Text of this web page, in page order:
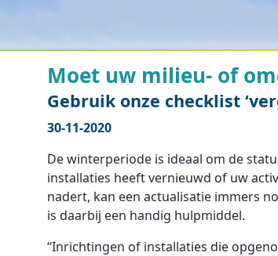
Moet uw milieu- of
Gebruik onze checklist
30-11-2020
De winterperiode is ideaal om de
installaties heeft vernieuwd of uw
nadert, kan een actualisatie immers
is daarbij een handig hulpmiddel.
“Inrichtingen of installaties die